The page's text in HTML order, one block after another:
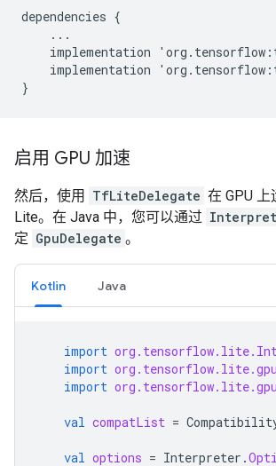
dependencies {
...
implementation
' org . tensorflow :
implementation
' org . tensorflow :
}
启用 GPU 加速
然后，使用 TfLiteDelegate 在 GPU
Lite。在 Java 中，您可以通过
定 GpuDelegate 。
Kotlin Java
import
import
import
val compatList =
val options = Interpreter .